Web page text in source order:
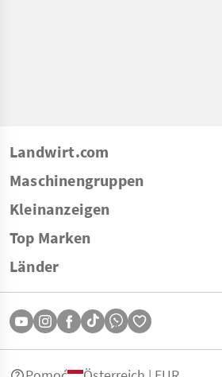
Landwirt.com
Maschinengruppen
Kleinanzeigen
Top Marken
Länder